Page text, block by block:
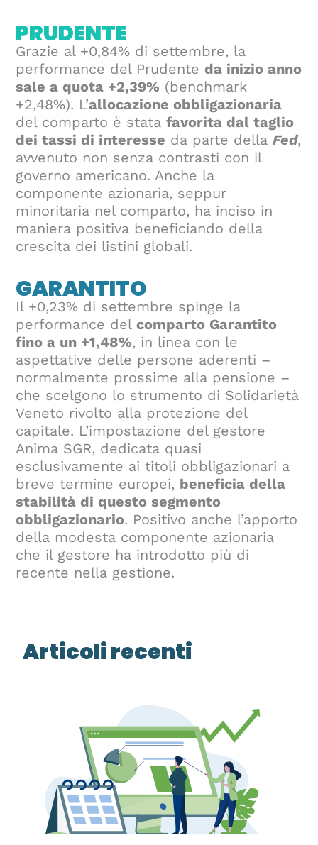
PRUDENTE
Grazie al +0,84% di settembre, la
performance del Prudente da inizio anno
sale a quota +2,39% (benchmark
+2,48%). L’allocazione obbligazionaria
del comparto è statafavorita dal taglio
dei tassi di interesse da parte dellaFed,
avvenuto non senza contrasti con il
governo americano. Anche la
componente azionaria, seppur
minoritaria nel comparto, ha inciso in
maniera positiva beneficiando della
crescita dei listini globali.
GARANTITO
Il +0,23% di settembre spinge la
performance delcomparto Garantito
fino a un +1,48%, in linea con le
aspettative delle persone aderenti –
normalmente prossime alla pensione –
che scelgono lo strumento di Solidarietà
Veneto rivolto alla protezione del
capitale. L’impostazione del gestore
Anima SGR, dedicata quasi
esclusivamente ai titoli obbligazionari a
breve termine europei, beneficia della
stabilità di questo segmento
obbligazionario. Positivo anche l’apporto
della modesta componente azionaria
che il gestore ha introdotto più di
recente nella gestione.
Articoli recenti